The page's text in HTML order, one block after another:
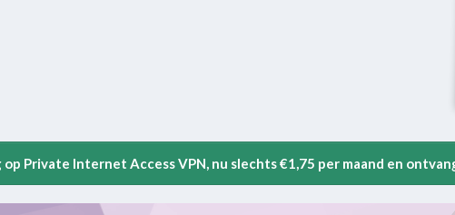
Private Internet Access VPN, nu slechts €1,75 per maand en